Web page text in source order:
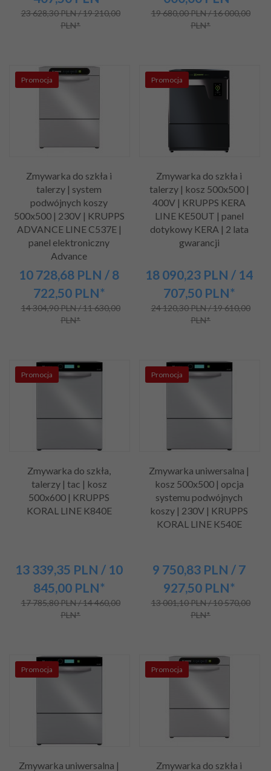
23 628,30 PLN / 19 210,00
PLN*
19 680,00 PLN / 16 000,00
PLN*
Promocja
Zmywarka do szkła i
talerzy | system
podwójnych koszy
500x500 | 230V | KRUPPS
ADVANCE LINE C537E |
panel elektroniczny
Advance
10 728,68 PLN / 8
722,50 PLN*
14 304,90 PLN / 11 630,00
PLN*
Promocja
Zmywarka do szkła i
talerzy | kosz 500x500 |
400V | KRUPPS KERA
LINE KE50UT | panel
dotykowy KERA | 2 lata
gwarancji
18 090,23 PLN / 14
707,50 PLN*
24 120,30 PLN / 19 610,00
PLN*
Promocja
Zmywarka do szkła,
talerzy | tac | kosz
500x600 | KRUPPS
KORAL LINE K840E
13 339,35 PLN / 10
845,00 PLN*
17 785,80 PLN / 14 460,00
PLN*
Promocja
Zmywarka uniwersalna |
kosz 500x500 | opcja
systemu podwójnych
koszy | 230V | KRUPPS
KORAL LINE K540E
9 750,83 PLN / 7
927,50 PLN*
13 001,10 PLN / 10 570,00
PLN*
Promocja
Zmywarka uniwersalna |
Promocja
Zmywarka do szkła i